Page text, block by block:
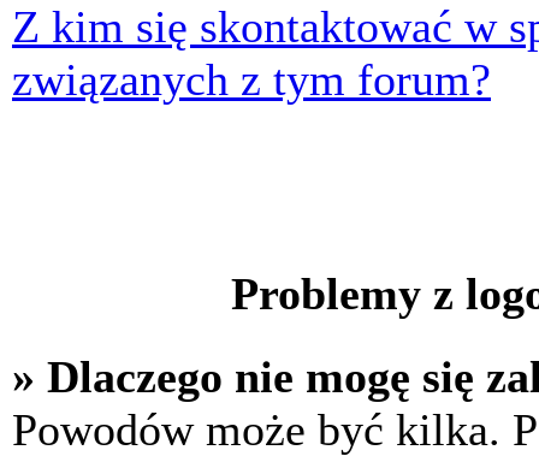
Z kim się skontaktować w
związanych z tym forum?
Problemy z
» Dlaczego nie mogę się
Powodów może być kilka.